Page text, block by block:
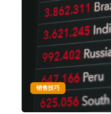
销售技巧